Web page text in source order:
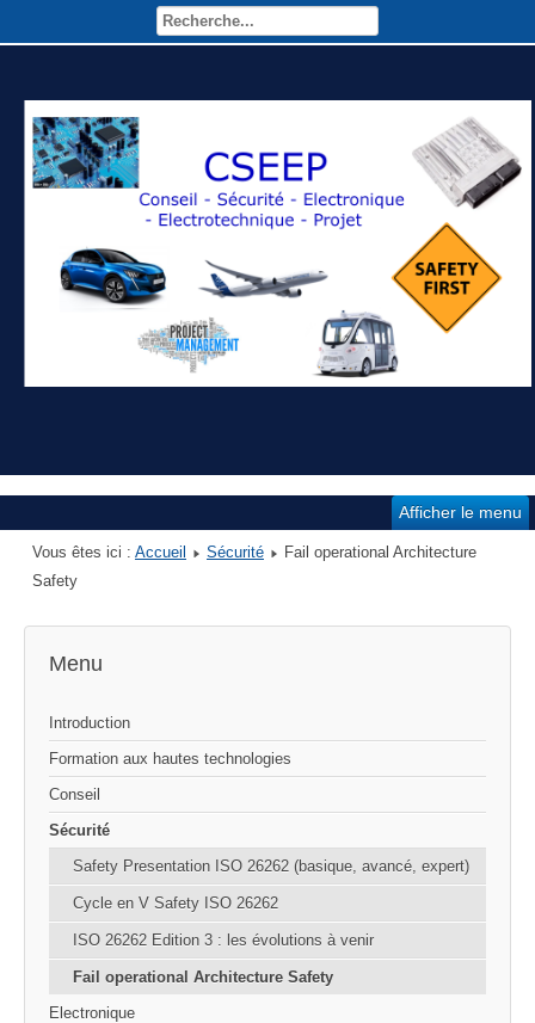
Afficher le menu
Vous êtes ici : Accueil Sécurité
Fail operational Architecture
Safety
Menu
Introduction
Formation aux hautes technologies
Conseil
Sécurité
Safety Presentation ISO 26262 (basique, avancé, expert)
Cycle en V Safety ISO 26262
ISO 26262 Edition 3 : les évolutions à venir
Fail operational Architecture Safety
Electronique